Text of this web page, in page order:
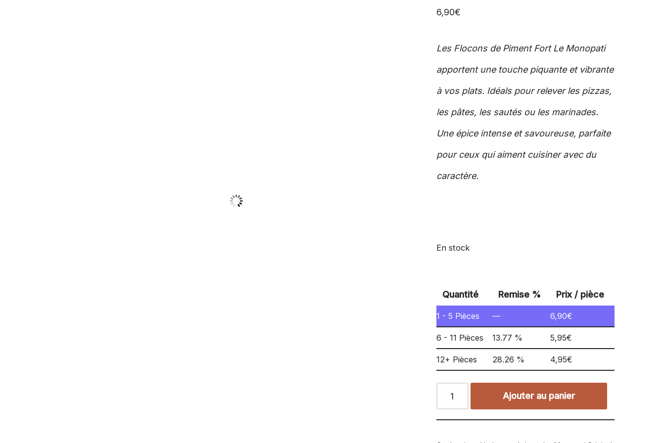
6,90€
Les Flocons de Piment Fort Le Monopati
apportent une touche piquante et vibrante
à vos plats. Idéals pour relever les pizzas,
les pâtes, les sautés ou les marinades.
Une épice intense et savoureuse, parfaite
pour ceux qui aiment cuisiner avec du
caractère.
En stock
Quantité Remise % Prix / pièce
1 - 5 Pièces — 6,90€
6 - 11 Pièces 13.77 % 5,95€
12+ Pièces 28.26 % 4,95€
Ajouter au panier